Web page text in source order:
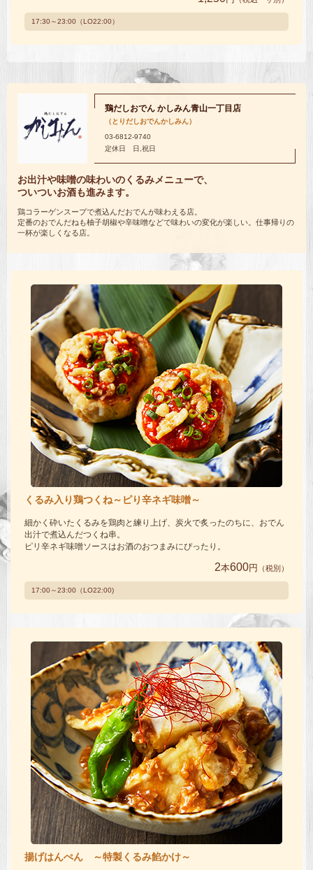
17:30～23:00（LO22:00）
鶏だしおでん かしみん青山一丁目店
（とりだしおでんかしみん）
03-6812-9740
定休日 日,祝日
お出汁や味噌の味わいのくるみメニューで、
ついついお酒も進みます。
鶏コラーゲンスープで煮込んだおでんが味わえる店。
定番のおでんだねも柚子胡椒や辛味噌などで味わいの変化が楽しい。仕事帰りの
一杯が楽しくなる店。
くるみ入り鶏つくね～ピり辛ネギ味噌～
細かく砕いたくるみを鶏肉と練り上げ、炭火で炙ったのちに、おでん
出汁で煮込んだつくね串。
ピリ辛ネギ味噌ソースはお酒のおつまみにぴったり。
2本600円 （税別）
17:00～23:00（LO22:00)
揚げはんぺん ～特製くるみ餡かけ～